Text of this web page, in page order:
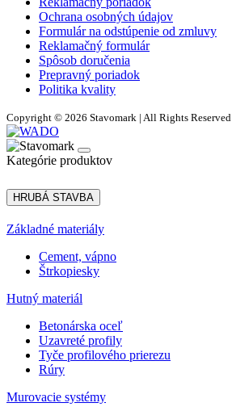
Ochrana osobných údajov
Formulár na odstúpenie od zmluvy
Reklamačný formulár
Spôsob doručenia
Prepravný poriadok
Politika kvality
Copyright © 2026 Stavomark | All Rights Reserved
Kategórie produktov
HRUBÁ STAVBA
Základné materiály
Cement, vápno
Štrkopiesky
Hutný materiál
Betonárska oceľ
Uzavreté profily
Tyče profilového prierezu
Rúry
Murovacie systémy